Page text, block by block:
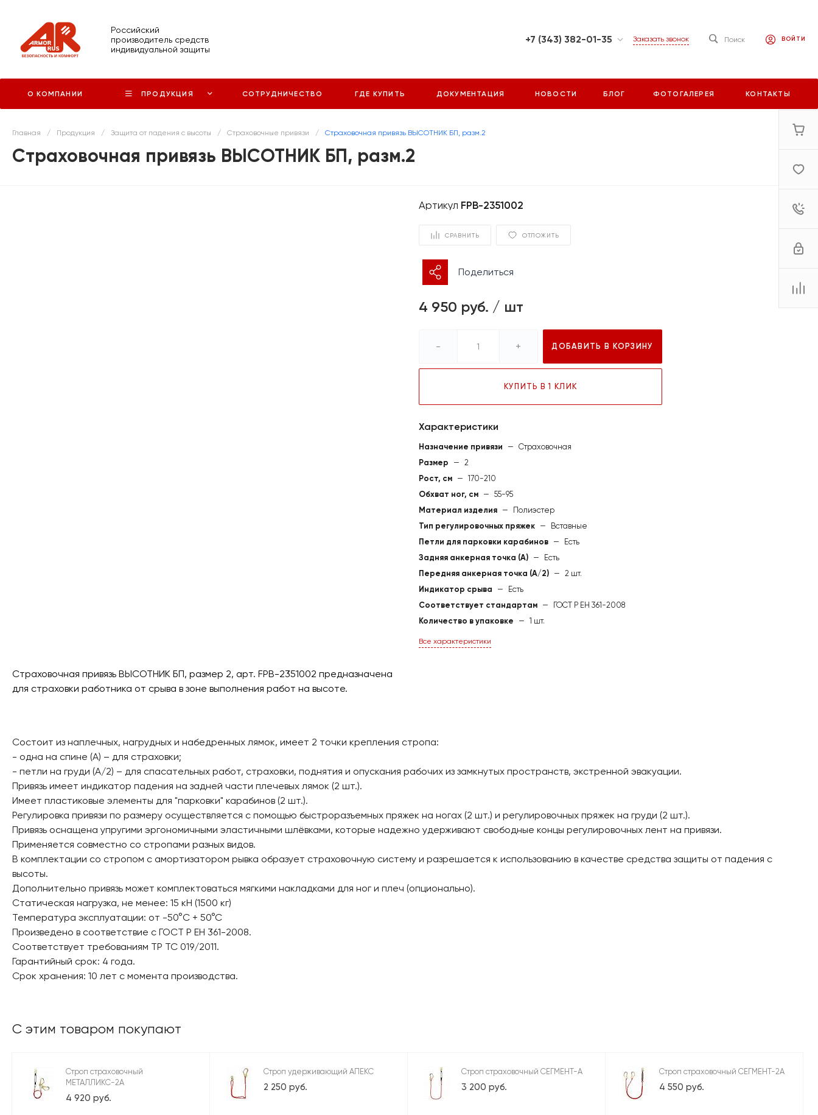
Российский
производитель средств
индивидуальной защиты
+7 (343) 382-01-35
Фронтовых бригад 15, стр.
Заказать звонок Поиск ВОЙТИ
О КОМПАНИИ ПРОДУКЦИЯ СОТРУДНИЧЕСТВО ГДЕ КУПИТЬ ДОКУМЕНТАЦИЯ НОВОСТИ БЛОГ ФОТОГАЛЕРЕЯ КОНТАКТЫ
Главная / Продукция / Защита от падения с высоты / Страховочные привязи / Страховочная привязь ВЫСОТНИК БП, разм.2
Страховочная привязь ВЫСОТНИК БП, разм.2
Артикул FPB-2351002
Страховочная привязь ВЫСОТНИК БП, размер 2, арт. FPB-2351002 предназначена
для страховки работника от срыва в зоне выполнения работ на высоте.
СРАВНИТЬ ОТЛОЖИТЬ
Поделиться
4 950 руб. / шт
- + ДОБАВИТЬ В КОРЗИНУ
КУПИТЬ В 1 КЛИК
Характеристики
Назначение привязи — Страховочная
Размер
— 2
Рост, см — 170-210
Обхват ног, см — 55-95
Материал изделия —
Полиэстер
Тип регулировочных пряжек —
Вставные
Петли для парковки карабинов —
Есть
Задняя анкерная точка (А) —
Есть
Передняя анкерная точка (А/2) — 2 шт.
Индикатор срыва
—
Есть
Соответствует стандартам —
ГОСТ Р ЕН 361-2008
Количество в упаковке
— 1 шт.
Все характеристики
Состоит из наплечных, нагрудных и набедренных лямок, имеет 2 точки крепления стропа:
- одна на спине (А) – для страховки;
- петли на груди (А/2) – для спасательных работ, страховки, поднятия и опускания рабочих из замкнутых пространств, экстренной эвакуации.
Привязь имеет индикатор падения на задней части плечевых лямок (2 шт.).
Имеет пластиковые элементы для "парковки" карабинов (2 шт.).
Регулировка привязи по размеру осуществляется с помощью быстроразъемных пряжек на ногах (2 шт.) и регулировочных пряжек на груди (2 шт.).
Привязь оснащена упругими эргономичными эластичными шлёвками, которые надежно удерживают свободные концы регулировочных лент на привязи.
Применяется совместно со стропами разных видов.
В комплектации со стропом с амортизатором рывка образует страховочную систему и разрешается к использованию в качестве средства защиты от падения с
высоты.
Дополнительно привязь может комплектоваться мягкими накладками для ног и плеч (опционально).
Статическая нагрузка, не менее: 15 кН (1500 кг)
Температура эксплуатации: от -50°C + 50°C
Произведено в соответствие с ГОСТ Р ЕН 361-2008.
Соответствует требованиям ТР ТС 019/2011.
Гарантийный срок: 4 года.
Срок хранения: 10 лет с момента производства.
С этим товаром покупают
Строп страховочный
МЕТАЛЛИКС-2А
4 920 руб.
Строп удерживающий АПЕКС
2 250 руб.
Строп страховочный СЕГМЕНТ-А
3 200 руб.
Строп страховочный СЕГМЕНТ-2А
4 550 руб.